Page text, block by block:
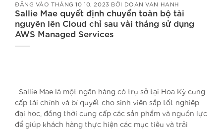
ĐĂNG VÀOTHÁNG 10 10, 2023 BỞI DOAN VAN HANH
Sallie Mae quyết định chuyển toàn bộ tài
nguyên lên Cloud chỉ sau vài tháng sử dụng
AWS Managed Services
Sallie Mae là một ngân hàng có trụ sở tại Hoa Kỳ cung
cấp tài chính và bí quyết cho sinh viên sắp tốt nghiệp
đại học, đồng thời cung cấp các sản phẩm và nguồn lực
để giúp khách hàng thực hiện các mục tiêu và trải